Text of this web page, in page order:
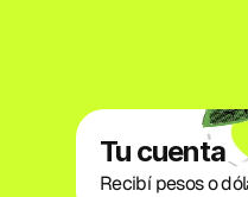
Tu cuenta
Recibí pesos o